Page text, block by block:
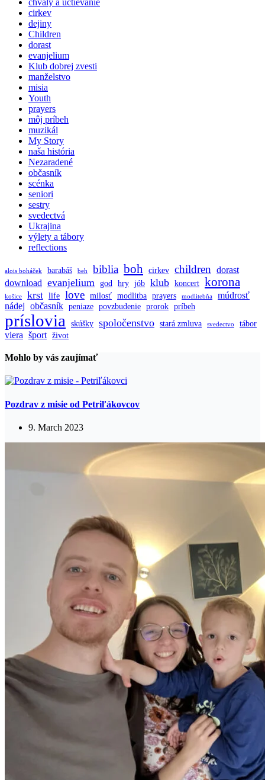
cirkev
dejiny
Children
dorast
evanjelium
Klub dobrej zvesti
manželstvo
misia
Youth
prayers
môj príbeh
muzikál
My Story
naša história
Nezaradené
občasník
scénka
seniori
sestry
svedectvá
Ukrajina
výlety a tábory
reflections
alois boháček barabáš beh biblia boh cirkev children dorast
download evanjelium god hry jób klub koncert korona
košice krst life love milosť modlitba prayers modlitebňa
múdrosť
nádej občasník peniaze povzbudenie prorok príbeh
príslovia skúšky spoločenstvo stará zmluva svedectvo tábor
viera šport život
Mohlo by vás zaujímať
Pozdrav z misie od Petriľákovcov
9. March 2023